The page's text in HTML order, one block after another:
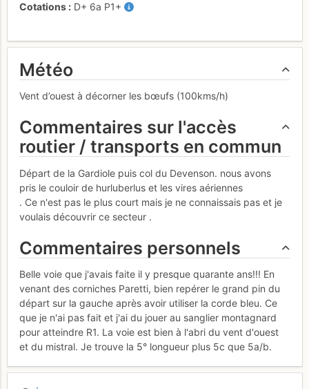
Cotations D+ 6a P1+
Météo
Vent d’ouest à décorner les bœufs (100kms/h)
Commentaires sur l'accès
routier / transports en commun
Départ de la Gardiole puis col du Devenson. nous avons
pris le couloir de hurluberlus et les vires aériennes
. Ce n'est pas le plus court mais je ne connaissais pas et je
voulais découvrir ce secteur .
Commentaires personnels
Belle voie que j'avais faite il y presque quarante ans!!! En
venant des corniches Paretti, bien repérer le grand pin du
départ sur la gauche après avoir utiliser la corde bleu. Ce
que je n'ai pas fait et j'ai du jouer au sanglier montagnard
pour atteindre R1. La voie est bien à l'abri du vent d'ouest
et du mistral. Je trouve la 5° longueur plus 5c que 5a/b.